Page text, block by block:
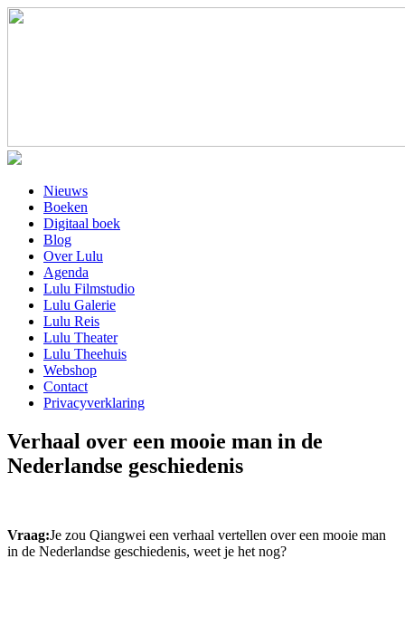
Nieuws
Boeken
Digitaal boek
Blog
Over Lulu
Agenda
Lulu Filmstudio
Lulu Galerie
Lulu Reis
Lulu Theater
Lulu Theehuis
Webshop
Contact
Privacyverklaring
Verhaal over een mooie man in de
Nederlandse geschiedenis
Vraag:Je zou Qiangwei een verhaal vertellen over een mooie man
in de Nederlandse geschiedenis, weet je het nog?